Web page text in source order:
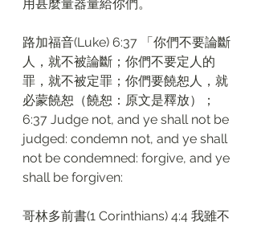
用甚麼量器量給你們。
路加福音(Luke) 6:37 「你們不要論斷
人，就不被論斷；你們不要定人的
罪，就不被定罪；你們要饒恕人，就
必蒙饒恕（饒恕：原文是釋放）；
6:37 Judge not, and ye shall not be
judged: condemn not, and ye shall
not be condemned: forgive, and ye
shall be forgiven:
哥林多前書(1 Corinthians) 4:4 我雖不